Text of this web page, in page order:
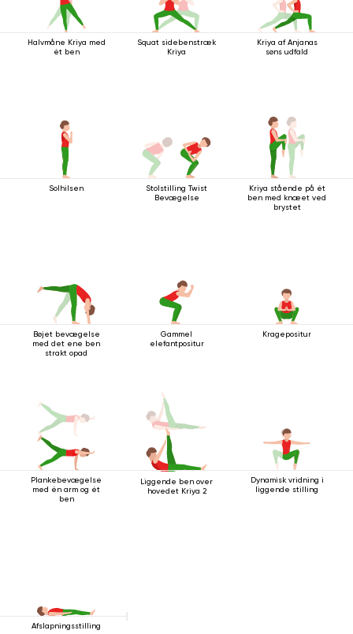
Halvmåne Kriya med
ét ben
Squat sidebenstræk
Kriya
Kriya af Anjanas
søns udfald
Solhilsen
Stolstilling Twist
Bevægelse
Kriya stående på ét
ben med knæet ved
brystet
Bøjet bevægelse
med det ene ben
strakt opad
Gammel
elefantpositur
Kragepositur
Plankebevægelse
med én arm og ét
ben
Liggende ben over
hovedet Kriya 2
Dynamisk vridning i
liggende stilling
Afslapningsstilling